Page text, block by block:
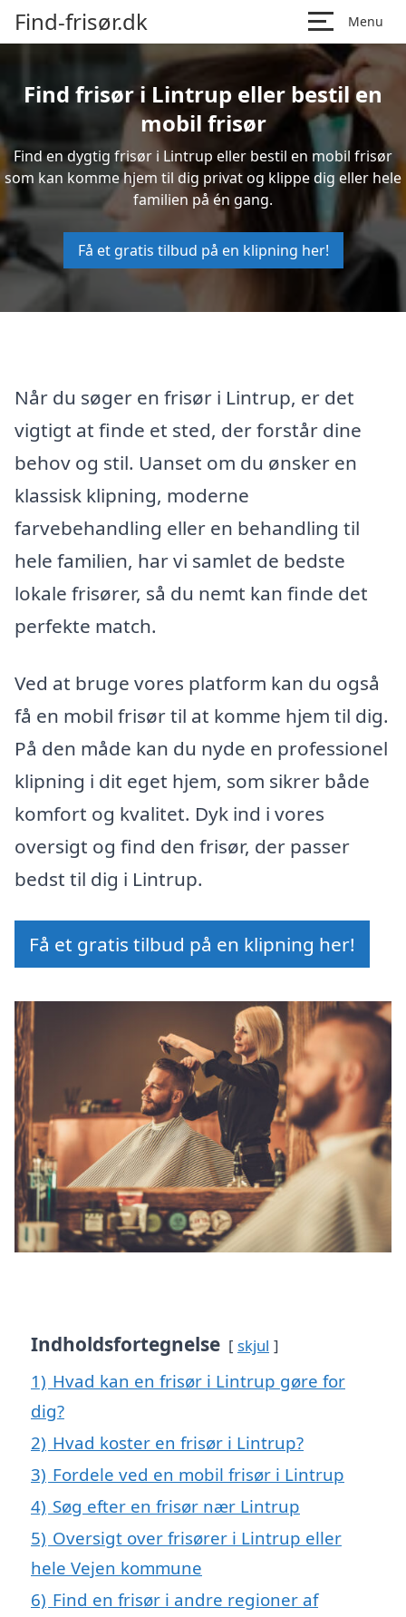
Find-frisør.dk Menu
Find frisør i Lintrup eller bestil en
mobil frisør
Find en dygtig frisør i Lintrup eller bestil en mobil frisør
som kan komme hjem til dig privat og klippe dig eller hele
familien på én gang.
Få et gratis tilbud på en klipning her!
Når du søger en frisør i Lintrup, er det
vigtigt at finde et sted, der forstår dine
behov og stil. Uanset om du ønsker en
klassisk klipning, moderne
farvebehandling eller en behandling til
hele familien, har vi samlet de bedste
lokale frisører, så du nemt kan finde det
perfekte match.
Ved at bruge vores platform kan du også
få en mobil frisør til at komme hjem til dig.
På den måde kan du nyde en professionel
klipning i dit eget hjem, som sikrer både
komfort og kvalitet. Dyk ind i vores
oversigt og find den frisør, der passer
bedst til dig i Lintrup.
Få et gratis tilbud på en klipning her!
Indholdsfortegnelse skjul
1) Hvad kan en frisør i Lintrup gøre for
dig?
2) Hvad koster en frisør i Lintrup?
3) Fordele ved en mobil frisør i Lintrup
4) Søg efter en frisør nær Lintrup
5) Oversigt over frisører i Lintrup eller
hele Vejen kommune
6) Find en frisør i andre regioner af